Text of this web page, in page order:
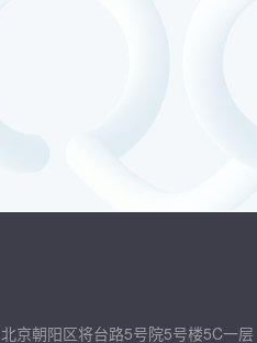
北京朝阳区将台路5号院5号楼5C一层